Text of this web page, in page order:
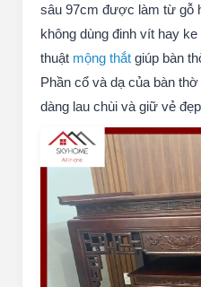
sâu 97cm được làm từ gỗ
không dùng đinh vít hay
thuật mộng thắt giúp bàn
Phần cổ và dạ của bàn
dàng lau chùi và giữ vẻ